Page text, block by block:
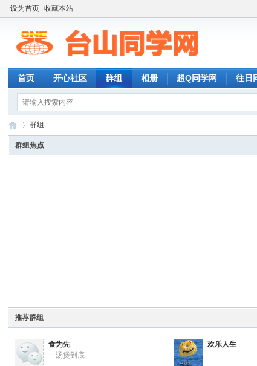
设为首页 收藏本站
首页 开心社区 群组 相册 超Q同学网 往日
群组
群组焦点
推荐群组
食为先
一汤煲到底
欢乐人生